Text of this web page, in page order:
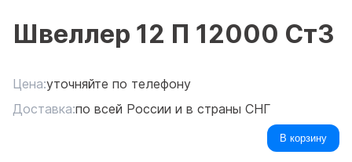
Швеллер 12 П 12000 Ст3
Цена:уточняйте по телефону
Доставка:по всей России и в страны СНГ
В корзину